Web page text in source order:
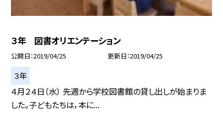
３年 図書オリエンテーション
公開日 2019/04/25 更新日 2019/04/25
３年
４月２４日（水） 先週から学校図書館の貸し出しが始まりま
した。子どもたちは，本に...